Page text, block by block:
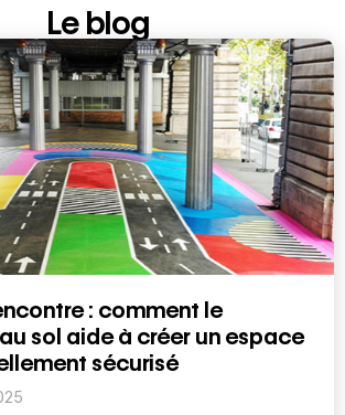
Le blog
: comment le
sol aide à créer un espace
sécurisé